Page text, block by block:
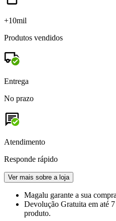
+10mil
Produtos vendidos
Entrega
No prazo
Atendimento
Responde rápido
Ver mais sobre a loja
Magalu garante a sua
Devolução Gratuita em até
produto.